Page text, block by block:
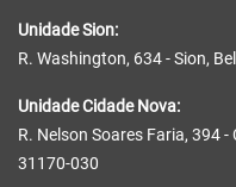
Unidade Sion:
R. Washington, 634 - Sion,
Unidade Cidade Nova:
R. Nelson Soares Faria, 394
31170-030